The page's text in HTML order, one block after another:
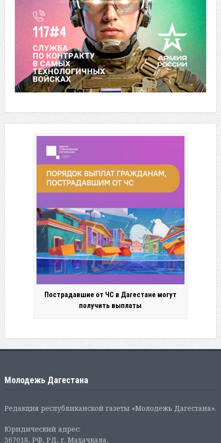
Пострадавшие от ЧС в Дагестане могут
получить выплаты
Молодежь Дагестана
Редакция республиканской газеты «Молодежь Дагестана».
Юридический адрес:
367018, РФ, РД, г. Махачкала,